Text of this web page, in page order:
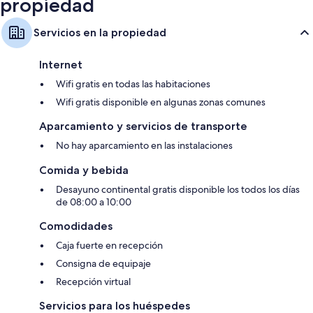
propiedad
Servicios en la propiedad
Internet
Wifi gratis en todas las habitaciones
Wifi gratis disponible en algunas zonas comunes
Aparcamiento y servicios de transporte
No hay aparcamiento en las instalaciones
Comida y bebida
Desayuno continental gratis disponible los todos los días
de 08:00 a 10:00
Comodidades
Caja fuerte en recepción
Consigna de equipaje
Recepción virtual
Servicios para los huéspedes